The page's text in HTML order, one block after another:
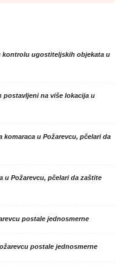
kontrolu ugostiteljskih objekata u
postavljeni na više lokacija u
u Požarevcu, pčelari da
u Požarevcu, pčelari da zaštite
postale jednosmerne
postale jednosmerne